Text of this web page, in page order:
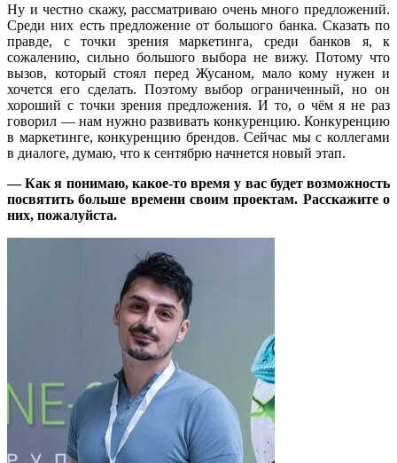
Ну и честно скажу, рассматриваю очень много предложений.
Среди них есть предложение от большого банка. Сказать по
правде, с точки зрения маркетинга, среди банков я, к
сожалению, сильно большого выбора не вижу. Потому что
вызов, который стоял перед Жусаном, мало кому нужен и
хочется его сделать. Поэтому выбор ограниченный, но он
хороший с точки зрения предложения. И то, о чём я не раз
говорил — нам нужно развивать конкуренцию. Конкуренцию
в маркетинге, конкуренцию брендов. Сейчас мы с коллегами
в диалоге, думаю, что к сентябрю начнется новый этап.
— Как я понимаю, какое-то время у вас будет возможность
посвятить больше времени своим проектам. Расскажите о
них, пожалуйста.